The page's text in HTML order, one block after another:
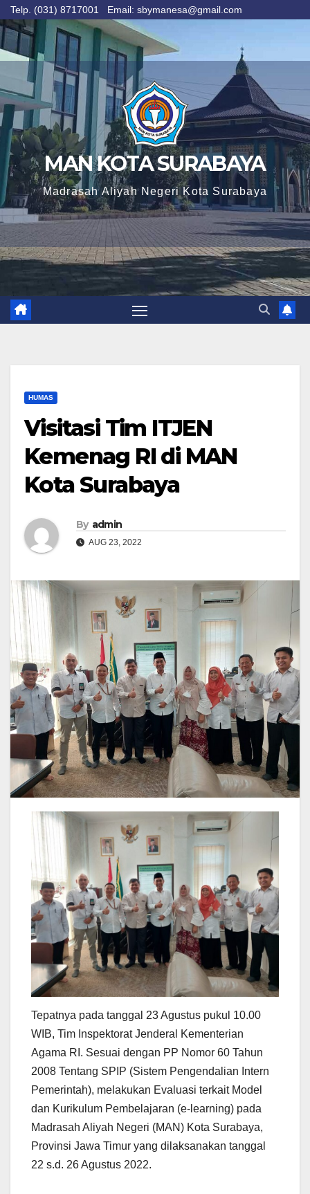
Telp. (031) 8717001 Email: sbymanesa@gmail.com
Skip
to
content
MAN KOTA SURABAYA
Madrasah Aliyah Negeri Kota Surabaya
HUMAS
Visitasi Tim ITJEN
Kemenag RI di MAN
Kota Surabaya
By admin
AUG 23, 2022
Tepatnya pada tanggal 23 Agustus pukul 10.00
WIB, Tim Inspektorat Jenderal Kementerian
Agama RI. Sesuai dengan PP Nomor 60 Tahun
2008 Tentang SPIP (Sistem Pengendalian Intern
Pemerintah), melakukan Evaluasi terkait Model
dan Kurikulum Pembelajaran (e-learning) pada
Madrasah Aliyah Negeri (MAN) Kota Surabaya,
Provinsi Jawa Timur yang dilaksanakan tanggal
22 s.d. 26 Agustus 2022.